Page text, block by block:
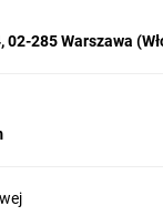
285 Warszawa